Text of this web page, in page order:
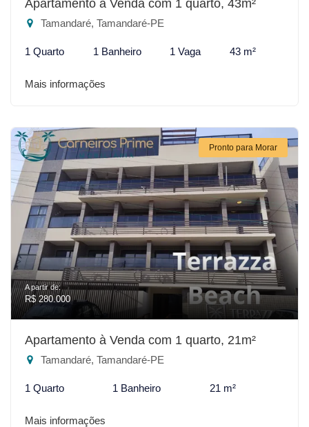
Apartamento à Venda com 1 quarto, 43m²
Tamandaré, Tamandaré-PE
1 Quarto 1 Banheiro 1 Vaga 43 m²
Mais informações
Pronto para Morar
A partir de:
R$ 280.000
Apartamento à Venda com 1 quarto, 21m²
Tamandaré, Tamandaré-PE
1 Quarto 1 Banheiro 21 m²
Mais informações